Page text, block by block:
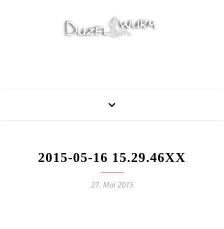
2015-05-16 15.29.46XX
27. Mai 2015